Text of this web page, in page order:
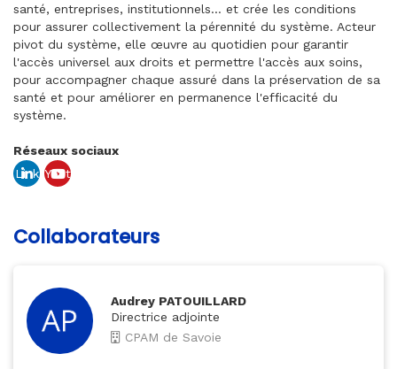
santé, entreprises, institutionnels… et crée les conditions
pour assurer collectivement la pérennité du système. Acteur
pivot du système, elle œuvre au quotidien pour garantir
l'accès universel aux droits et permettre l'accès aux soins,
pour accompagner chaque assuré dans la préservation de sa
santé et pour améliorer en permanence l'efficacité du
système.
Réseaux sociaux
Link Yout
Collaborateurs
Audrey PATOUILLARD
Directrice adjointe
CPAM de Savoie